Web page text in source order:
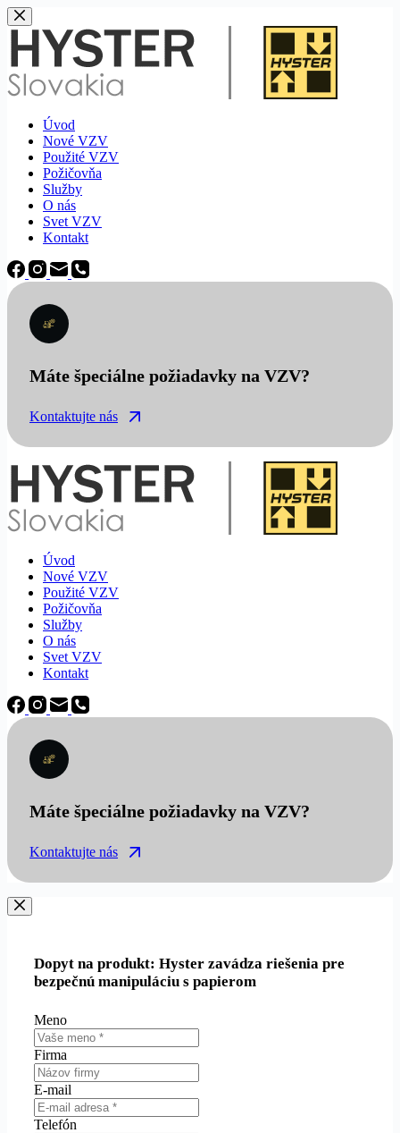
Späť
na
obsah
Úvod
Nové VZV
Použité VZV
Požičovňa
Služby
O nás
Svet VZV
Kontakt
Máte špeciálne požiadavky na VZV?
Kontaktujte nás
Úvod
Nové VZV
Použité VZV
Požičovňa
Služby
O nás
Svet VZV
Kontakt
Máte špeciálne požiadavky na VZV?
Kontaktujte nás
Dopyt na produkt: Hyster zavádza riešenia pre
bezpečnú manipuláciu s papierom
Meno
Firma
E-mail
Telefón